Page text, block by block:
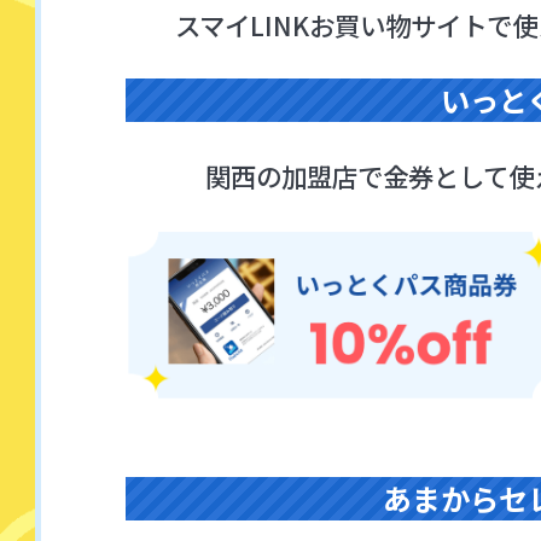
スマイLINKお買い物サイトで
いっと
関西の加盟店で金券として使
あまからセ